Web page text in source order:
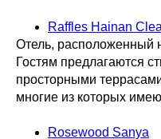
Raffles Hainan
Отель, расположенный
Гостям предлагаются
просторными
многие из которых
Rosewood Sanya